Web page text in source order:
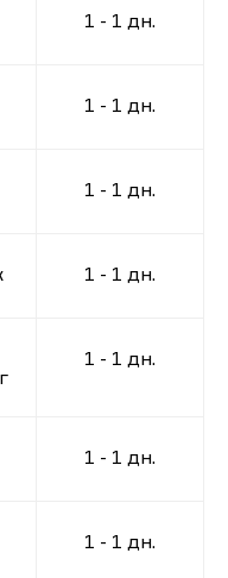
1 - 1 дн.
1 - 1 дн.
1 - 1 дн.
1 - 1 дн.
1 - 1 дн.
1 - 1 дн.
1 - 1 дн.